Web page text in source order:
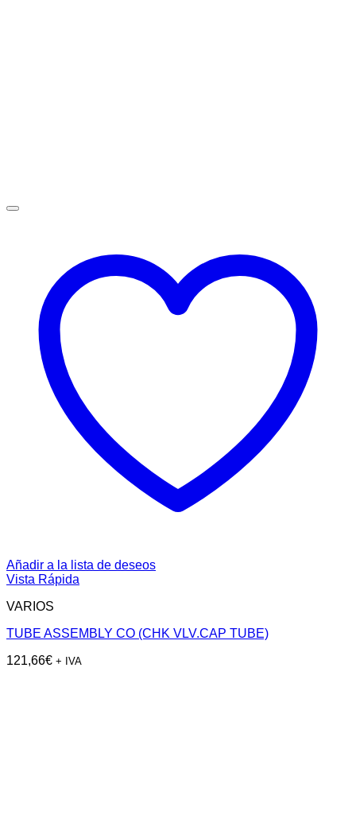
Añadir a la lista de deseos
Vista Rápida
VARIOS
TUBE ASSEMBLY CO (CHK VLV.CAP TUBE)
121,66€ + IVA